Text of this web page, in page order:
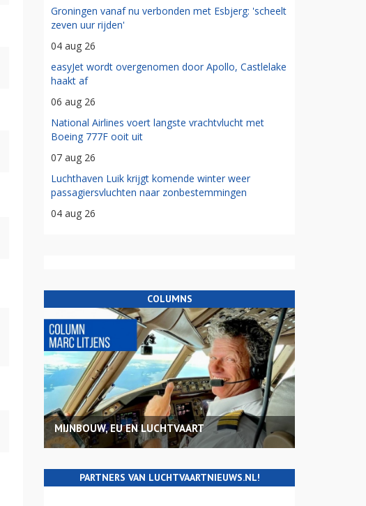
Groningen vanaf nu verbonden met Esbjerg: 'scheelt
zeven uur rijden'
04 aug 26
easyJet wordt overgenomen door Apollo, Castlelake
haakt af
06 aug 26
National Airlines voert langste vrachtvlucht met
Boeing 777F ooit uit
07 aug 26
Luchthaven Luik krijgt komende winter weer
passagiersvluchten naar zonbestemmingen
04 aug 26
COLUMNS
MIJNBOUW, EU EN LUCHTVAART
PARTNERS VAN LUCHTVAARTNIEUWS.NL!